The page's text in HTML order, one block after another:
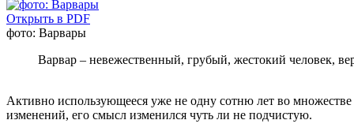
Открыть в PDF
фото: Варвары
Варвар – невежественный, грубый, жестокий человек,
Активно использующееся уже не одну сотню лет во множестве
изменений, его смысл изменился чуть ли не подчистую.